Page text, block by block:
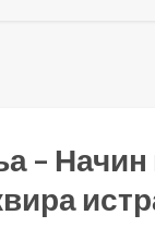
– Начин